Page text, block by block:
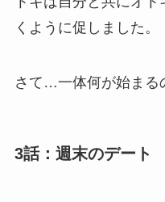
くように促しました。
さて…一体何が始まる
3話：週末のデート